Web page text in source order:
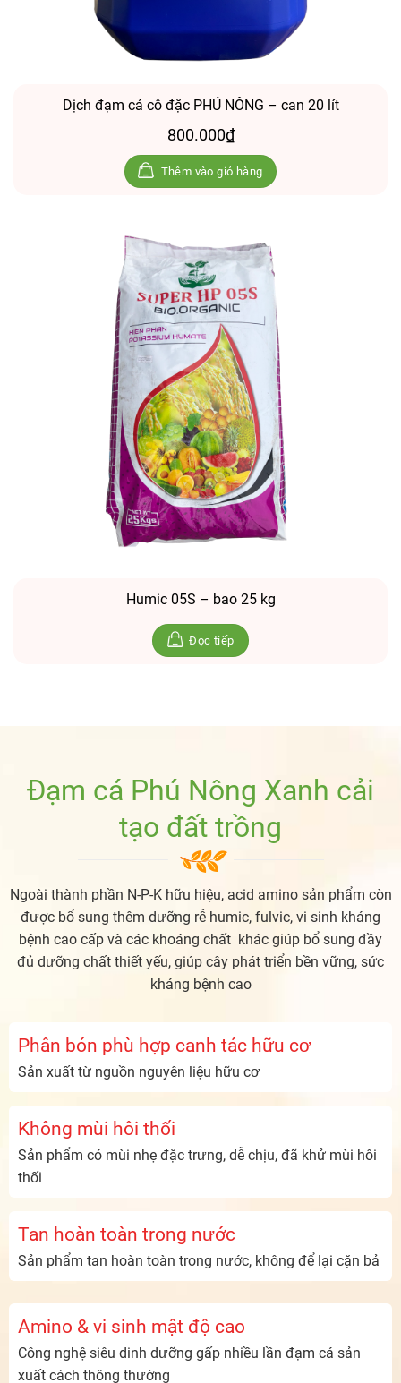
Dịch đạm cá cô đặc PHÚ NÔNG – can 20 lít
800.000₫
Thêm vào giỏ hàng
Humic 05S – bao 25 kg
Đọc tiếp
Đạm cá Phú Nông Xanh cải
tạo đất trồng
Ngoài thành phần N-P-K hữu hiệu, acid amino sản phẩm còn
được bổ sung thêm dưỡng rễ humic, fulvic, vi sinh kháng
bệnh cao cấp và các khoáng chất khác giúp bổ sung đầy
đủ dưỡng chất thiết yếu, giúp cây phát triển bền vững, sức
kháng bệnh cao
Phân bón phù hợp canh tác hữu cơ
Sản xuất từ nguồn nguyên liệu hữu cơ
Không mùi hôi thối
Sản phẩm có mùi nhẹ đặc trưng, dễ chịu, đã khử mùi hôi
thối
Tan hoàn toàn trong nước
Sản phẩm tan hoàn toàn trong nước, không để lại cặn bả
Amino & vi sinh mật độ cao
Công nghệ siêu dinh dưỡng gấp nhiều lần đạm cá sản
xuất cách thông thường